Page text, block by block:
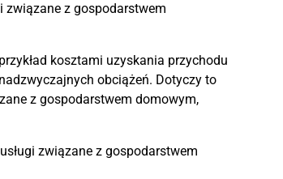
związane z gospodarstwem
kosztami uzyskania przychodu
obciążeń. Dotyczy to
z gospodarstwem domowym,
związane z gospodarstwem